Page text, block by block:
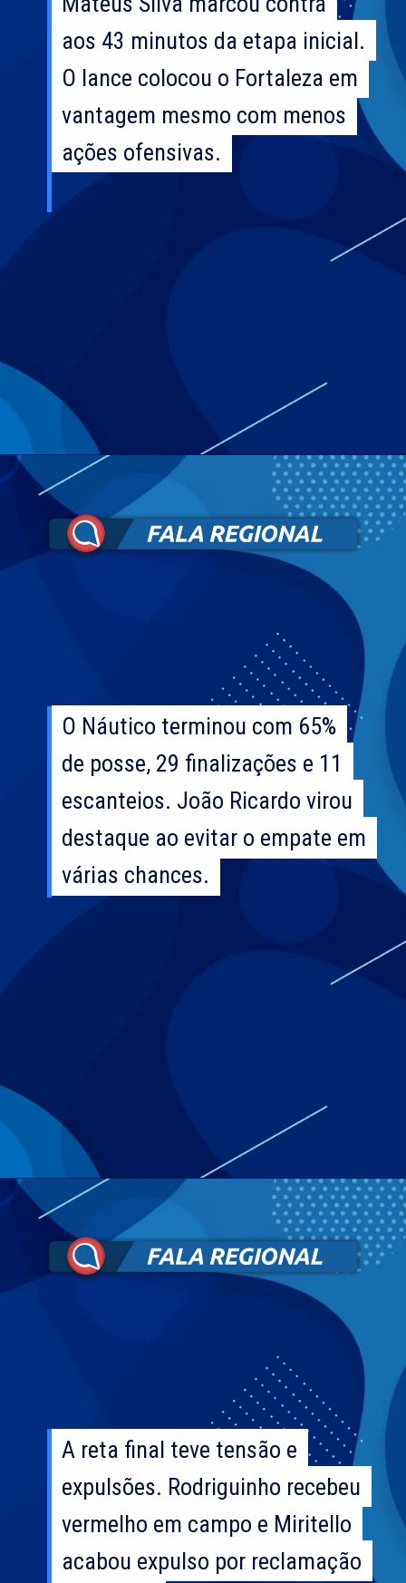
aos 43 minutos da etapa inicial.
O lance colocou o Fortaleza em
vantagem mesmo com menos
ações ofensivas.
aos 43 minutos da etapa inicial.
O lance colocou o Fortaleza em
vantagem mesmo com menos
ações ofensivas.
O Náutico terminou com 65%
de posse, 29 finalizações e 11
escanteios. João Ricardo virou
destaque ao evitar o empate em
várias chances.
O Náutico terminou com 65%
de posse, 29 finalizações e 11
escanteios. João Ricardo virou
destaque ao evitar o empate em
várias chances.
A reta final teve tensão e
expulsões. Rodriguinho recebeu
vermelho em campo e Miritello
acabou expulso por reclamação
A reta final teve tensão e
expulsões. Rodriguinho recebeu
vermelho em campo e Miritello
acabou expulso por reclamação